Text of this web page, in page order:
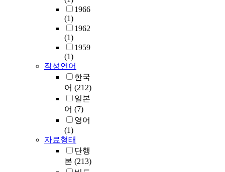
1966
(1)
1962
(1)
1959
(1)
작성언어
한국
어 (212)
일본
어 (7)
영어
(1)
자료형태
단행
본 (213)